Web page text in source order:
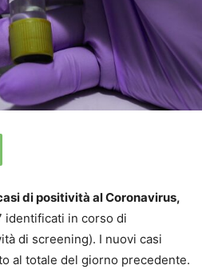
di positività al Coronavirus,
identificati in corso di
di screening). I nuovi casi
al totale del giorno precedente.